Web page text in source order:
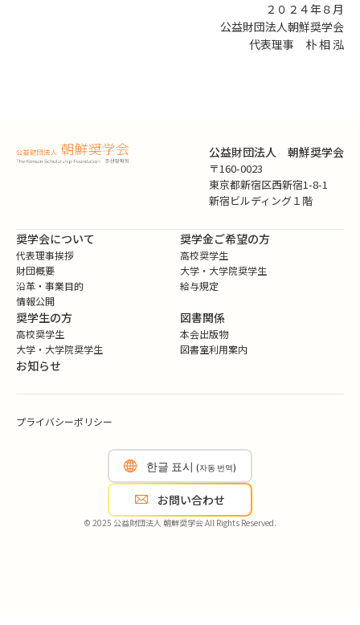
２０２４年８月
公益財団法人朝鮮奨学会
代表理事 朴 相 泓
公益財団法人 朝鮮奨学会
〒160-0023
東京都新宿区西新宿1-8-1
新宿ビルディング１階
奨学会について
代表理事挨拶
財団概要
沿革・事業目的
情報公開
奨学金ご希望の方
高校奨学生
大学・大学院奨学生
給与規定
奨学生の方
高校奨学生
大学・大学院奨学生
図書関係
本会出版物
図書室利用案内
お知らせ
プライバシーポリシー
한글 표시 (자동 번역)
お問い合わせ
© 2025 公益財団法人 朝鮮奨学会 All Rights Reserved.